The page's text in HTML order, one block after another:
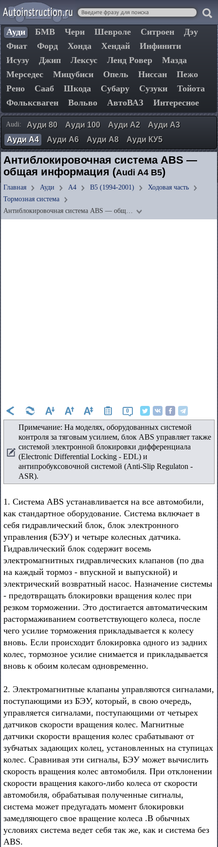
Ауди БМВ Чери Шевроле Ситроен
Дэу
Фиат
Форд Хонда Хендай
Инфинити
Исузу
Джип Лексус Ленд Ровер
Мазда
Мерседес
Мицубиси Опель Ниссан
Пежо
Рено
Сааб Шкода Субару Сузуки
Тойота
Фольксваген
Вольво АвтоВАЗ Интересное
Audi: Ауди 80 Ауди 100 Ауди А2
Ауди А3
Ауди А4
Ауди А6 Ауди А8 Ауди КУ5
Антиблокировочная система ABS —
общая информация (Audi A4 B5)
Главная Ауди А4 B5 (1994-2001)
Ходовая часть
Тормозная система
Антиблокировочная система ABS — общ…
0
Примечание: На моделях, оборудованных системой
контроля за тяговым усилием, блок ABS управляет также
системой электронной блокировки дифференциала
(Electronic Differential Locking - EDL) и
антипробуксовочной системой (Anti-Slip Regulaton -
ASR).
1. Система ABS устанавливается на все автомобили,
как стандартное оборудование. Система включает в
себя гидравлический блок, блок электронного
управления (БЭУ) и четыре колесных датчика.
Гидравлический блок содержит восемь
электромагнитных гидравлических клапанов (по два
на каждый тормоз - впускной и выпускной) и
электрический возвратный насос. Назначение системы
- предотвращать блокировки вращения колес при
резком торможении. Это достигается автоматическим
растормаживанием соответствующего колеса, после
чего усилие торможения прикладывается к колесу
вновь. Если происходит блокировка одного из задних
колес, тормозное усилие снимается и прикладывается
вновь к обоим колесам одновременно.
2. Электромагнитные клапаны управляются сигналами,
поступающими из БЭУ, который, в свою очередь,
управляется сигналами, поступающими от четырех
датчиков скорости вращения колес. Магнитные
датчики скорости вращения колес срабатывают от
зубчатых задающих колец, установленных на ступицах
колес. Сравнивая эти сигналы, БЭУ может вычислить
скорость вращения колес автомобиля. При отклонении
скорости вращения какого-либо колеса от скорости
автомобиля, обрабатывая полученные сигналы,
система может предугадать момент блокировки
замедляющего свое вращение колеса .В обычных
условиях система ведет себя так же, как и система без
ABS.